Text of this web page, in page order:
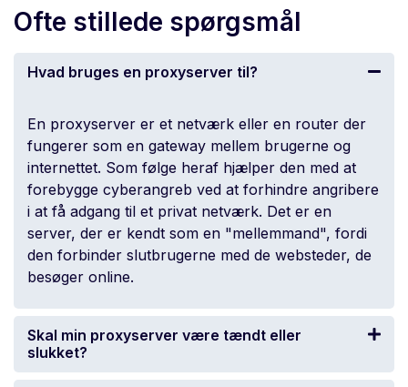
Ofte stillede spørgsmål
Hvad bruges en proxyserver til?
En proxyserver er et netværk eller en router der
fungerer som en gateway mellem brugerne og
internettet. Som følge heraf hjælper den med at
forebygge cyberangreb ved at forhindre angribere
i at få adgang til et privat netværk. Det er en
server, der er kendt som en "mellemmand", fordi
den forbinder slutbrugerne med de websteder, de
besøger online.
Skal min proxyserver være tændt eller
slukket?